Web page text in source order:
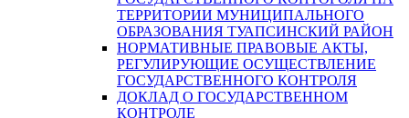
ТЕРРИТОРИИ МУНИЦИПАЛЬНОГО
ОБРАЗОВАНИЯ ТУАПСИНСКИЙ РАЙОН
НОРМАТИВНЫЕ ПРАВОВЫЕ АКТЫ,
РЕГУЛИРУЮЩИЕ ОСУЩЕСТВЛЕНИЕ
ГОСУДАРСТВЕННОГО КОНТРОЛЯ
ДОКЛАД О ГОСУДАРСТВЕННОМ
КОНТРОЛЕ